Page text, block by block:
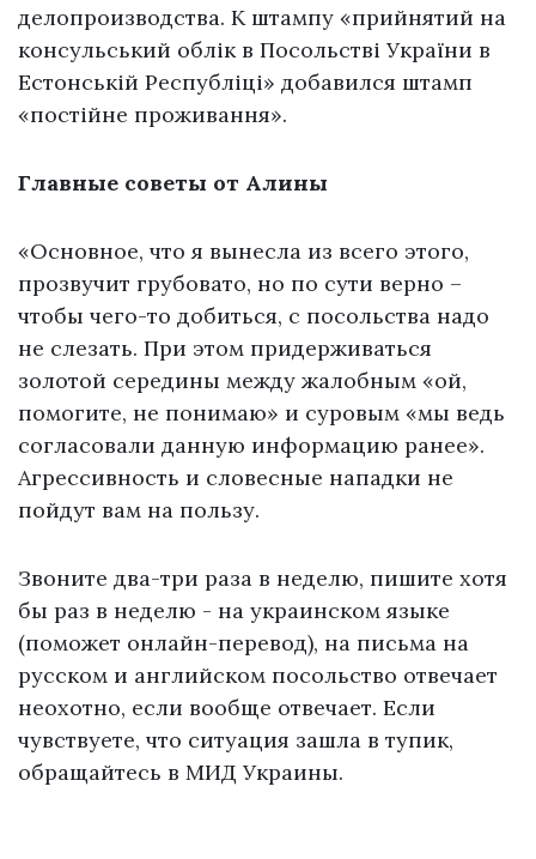
делопроизводства. К штампу «прийнятий на
консульський облік в Посольстві України в
Естонській Республіці» добавился штамп
«постійне проживання».
Главные советы от Алины
«Основное, что я вынесла из всего этого,
прозвучит грубовато, но по сути верно –
чтобы чего-то добиться, с посольства надо
не слезать. При этом придерживаться
золотой середины между жалобным «ой,
помогите, не понимаю» и суровым «мы ведь
согласовали данную информацию ранее».
Агрессивность и словесные нападки не
пойдут вам на пользу.
Звоните два-три раза в неделю, пишите хотя
бы раз в неделю - на украинском языке
(поможет онлайн-перевод), на письма на
русском и английском посольство отвечает
неохотно, если вообще отвечает. Если
чувствуете, что ситуация зашла в тупик,
обращайтесь в МИД Украины.